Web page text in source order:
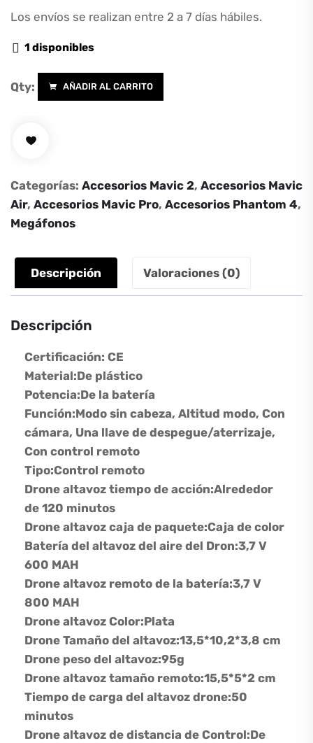
Los envíos se realizan entre 2 a 7 días hábiles.
1 disponibles
Qty:
drones
Phantom
cantidad
AÑADIR AL CARRITO
Categorías: Accesorios Mavic 2, Accesorios Mavic
Air, Accesorios Mavic Pro, Accesorios Phantom 4,
Megáfonos
Descripción Valoraciones (0)
Descripción
Certificación: CE
Material:De plástico
Potencia:De la batería
Función:Modo sin cabeza, Altitud modo, Con
cámara, Una llave de despegue/aterrizaje,
Con control remoto
Tipo:Control remoto
Drone altavoz tiempo de acción:Alrededor
de 120 minutos
Drone altavoz caja de paquete:Caja de color
Batería del altavoz del aire del Dron:3,7 V
600 MAH
Drone altavoz remoto de la batería:3,7 V
800 MAH
Drone altavoz Color:Plata
Drone Tamaño del altavoz:13,5*10,2*3,8 cm
Drone peso del altavoz:95g
Drone altavoz tamaño remoto:15,5*5*2 cm
Tiempo de carga del altavoz drone:50
minutos
Drone altavoz de distancia de Control:De